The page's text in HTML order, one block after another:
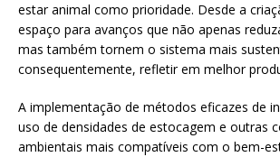
estar animal como prioridade. Desde a
espaço para avanços que não apenas
mas também tornem o sistema mais
consequentemente, refletir em melhor
A implementação de métodos eficazes de
uso de densidades de estocagem e outras
ambientais mais compatíveis com o bem-